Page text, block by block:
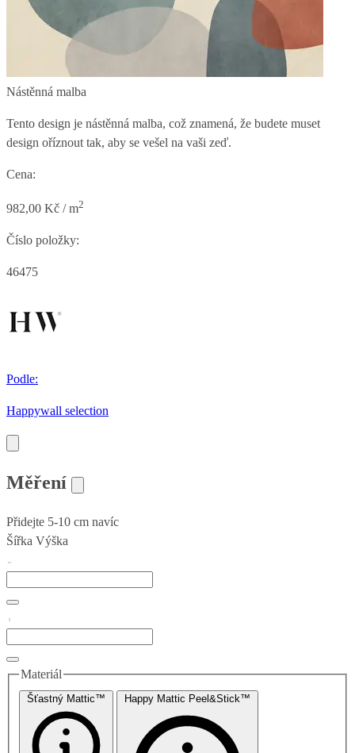
Nástěnná malba
Tento design je nástěnná malba, což znamená, že budete muset
design oříznout tak, aby se vešel na vaši zeď.
Cena:
982,00 Kč / m2
Číslo položky:
46475
Podle:
Happywall selection
Měření
Přidejte 5-10 cm navíc
Šířka Výška
Materiál
Šťastný Mattic™ Happy Mattic Peel&Stick™